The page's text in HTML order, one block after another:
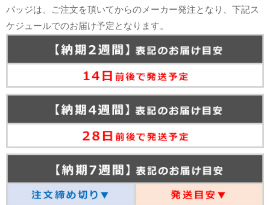
バッジは、ご注文を頂いてからのメーカー発注となり、下記ス
ケジュールでのお届け予定となります。